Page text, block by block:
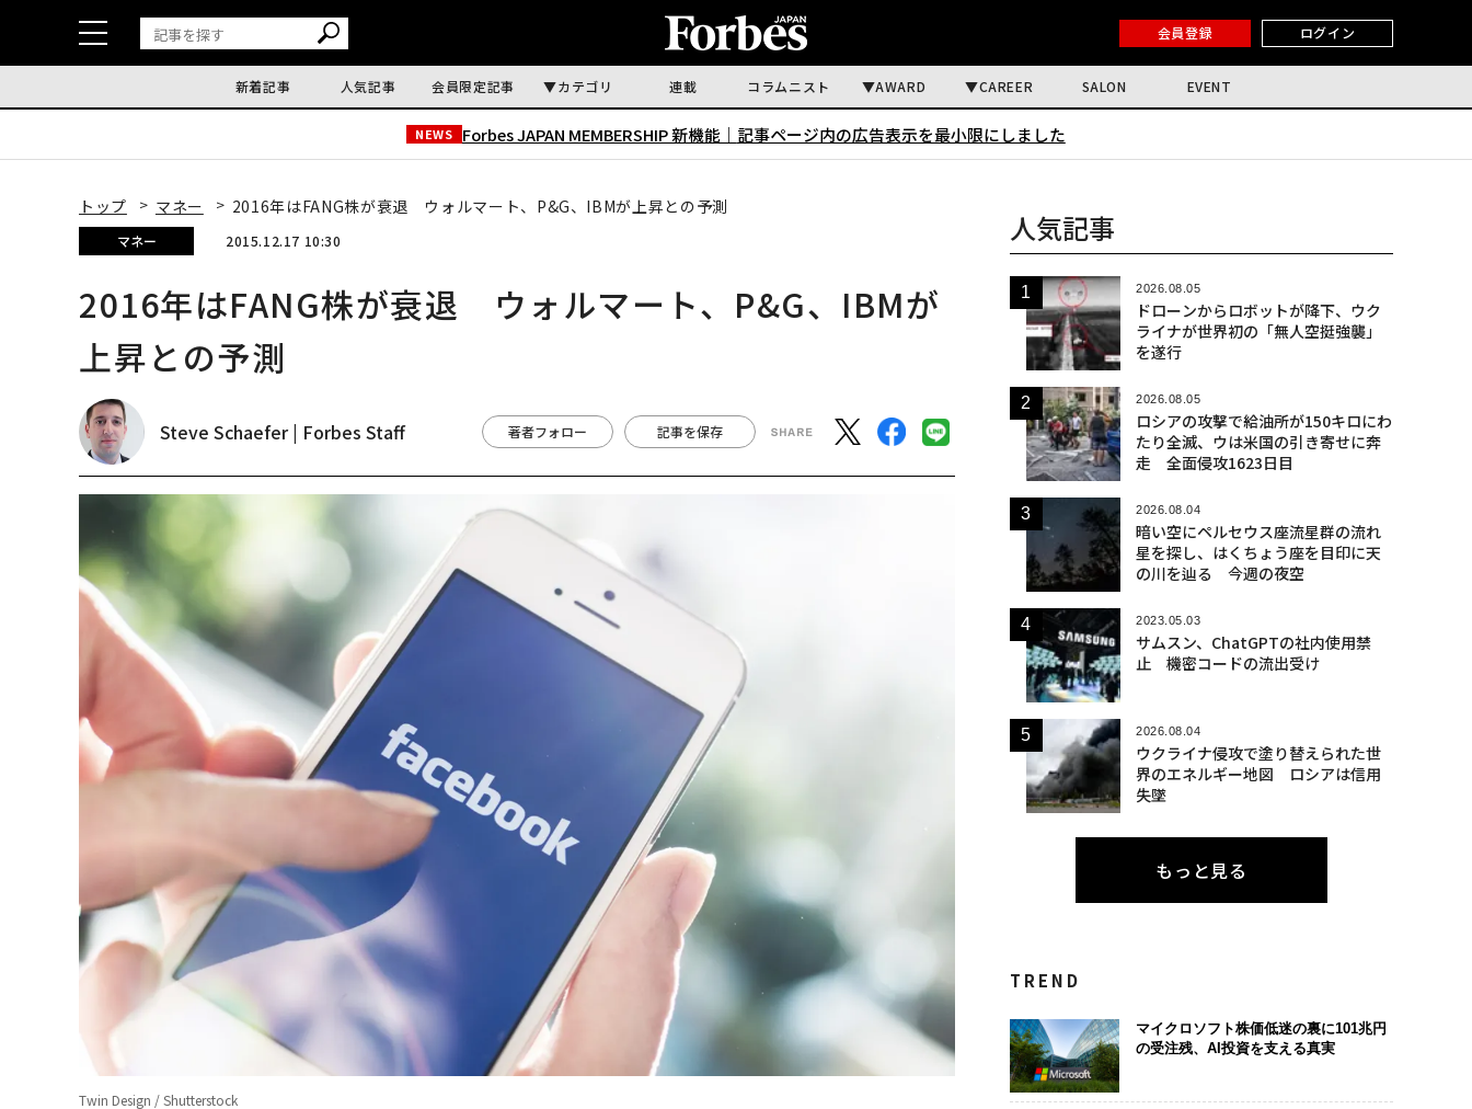
会員登録 ログイン
新着記事 人気記事 会員限定記事 カテゴリ 連載 コラムニスト AWARD CAREER SALON EVENT
NEWS Forbes JAPAN MEMBERSHIP 新機能｜ 記事ページ内の広告表示を最小限にしました
トップ マネー 2016年はFANG株が衰退 ウォルマート、P&G、IBMが上昇との予測
マネー 2015.12.17 10:30
2016年はFANG株が衰退 ウォルマート、P&G、IBMが
上昇との予測
Steve Schaefer | Forbes Staff 著者フォロー 記事を保存
Twin Design / Shutterstock
人気記事
2026.08.05
ドローンからロボットが降下、ウク
ライナが世界初の「無人空挺強襲」
を遂行
2026.08.05
ロシアの攻撃で給油所が150キロにわ
たり全滅、ウは米国の引き寄せに奔
走 全面侵攻1623日目
2026.08.04
暗い空にペルセウス座流星群の流れ
星を探し、はくちょう座を目印に天
の川を辿る 今週の夜空
2023.05.03
サムスン、ChatGPTの社内使用禁
止 機密コードの流出受け
2026.08.04
ウクライナ侵攻で塗り替えられた世
界のエネルギー地図 ロシアは信用
失墜
もっと見る
TREND
マイクロソフト株価低迷の裏に101兆円
の受注残、AI投資を支える真実